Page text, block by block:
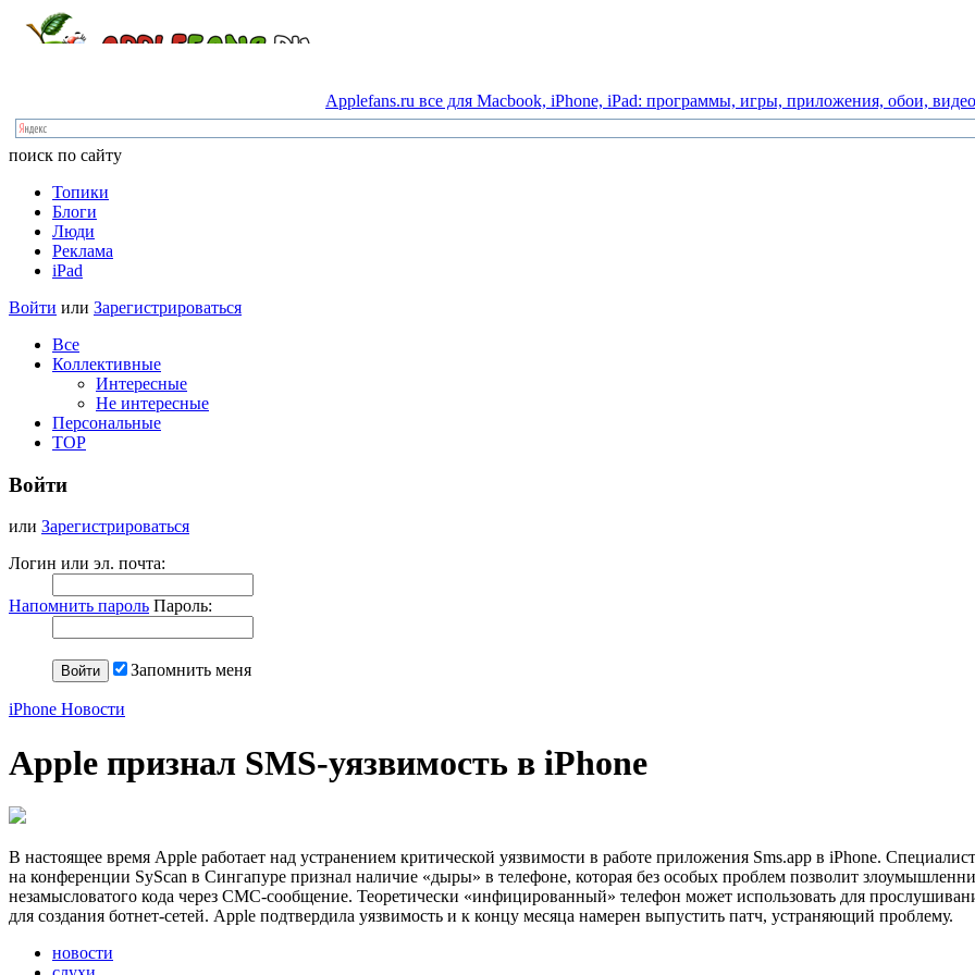
Applefans.ru все для Macbook, iPhone, iPad: программы, игры, приложения, обои, видео
поиск по сайту
Топики
Блоги
Люди
Реклама
iPad
Войти или Зарегистрироваться
Все
Коллективные
Интересные
Не интересные
Персональные
TOP
Войти
или Зарегистрироваться
Логин или эл. почта:
Напомнить пароль Пароль:
Запомнить меня
iPhone Новости
Apple признал SMS-уязвимость в iPhone
В настоящее время Apple работает над устранением критической уязвимости в работе приложения Sms.app в iPhone.
на конференции SyScan в Сингапуре признал наличие «дыры» в телефоне, которая без особых проблем позволит
незамысловатого кода через СМС-сообщение. Теоретически «инфицированный» телефон может использовать для
для создания ботнет-сетей. Apple подтвердила уязвимость и к концу месяца намерен выпустить патч, устраняющий проблему.
новости